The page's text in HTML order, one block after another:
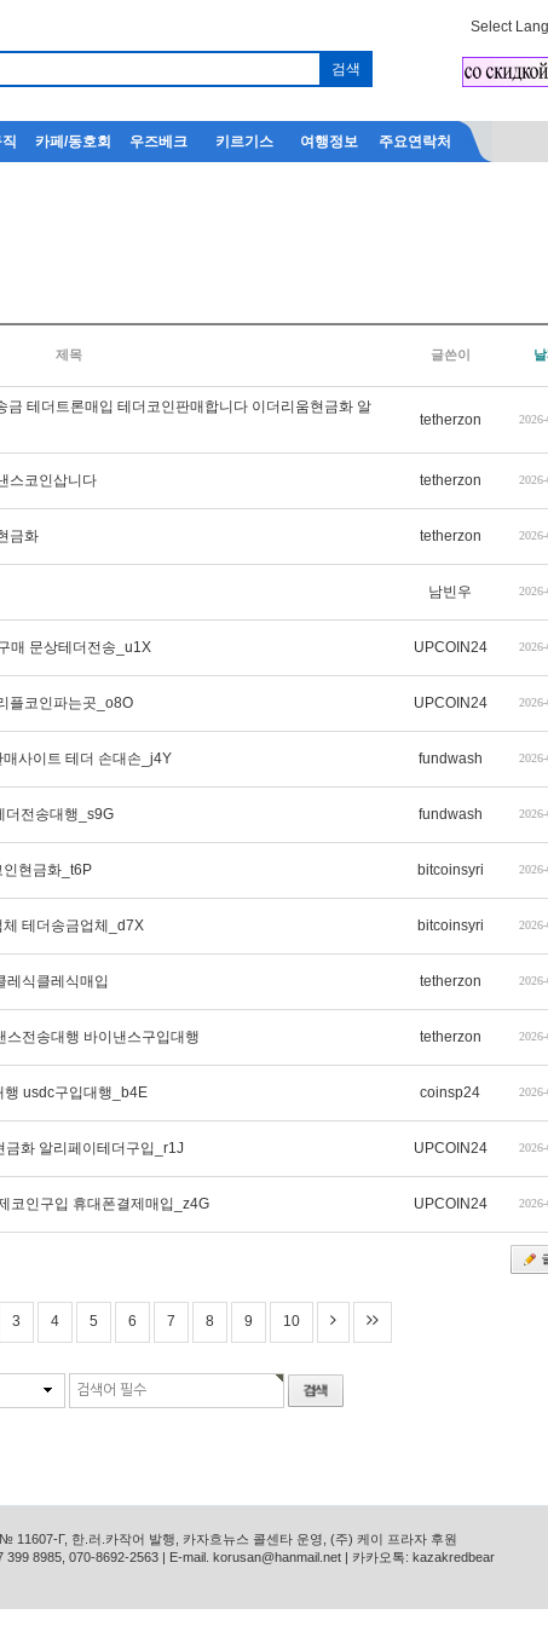
Select
카페/동호회 우즈베크 키르기스 여행정보 주요연락처
제목 글쓴이
테더트론매입 테더코인판매합니다 이더리움현금화 알
tetherzon
스코인삽니다 tetherzon 2026-
금화 tetherzon 2026-
남빈우 2026-
매 문상테더전송_u1X UPCOIN24
플코인파는곳_o8O UPCOIN24
사이트 테더 손대손_j4Y fundwash
더전송대행_s9G fundwash
현금화_t6P bitcoinsyri
테더송금업체_d7X bitcoinsyri
레식클레식매입 tetherzon
전송대행 바이낸스구입대행 tetherzon
usdc구입대행_b4E coinsp24
화 알리페이테더구입_r1J UPCOIN24
코인구입 휴대폰결제매입_z4G UPCOIN24
3 4 5 6 7 8 9 10
11607-Г, 한.러.카작어 발행, 카자흐뉴스 콜센타 운영, (주) 케이 프라자 후원
8985, 070-8692-2563 | E-mail. korusan@hanmail.net | 카카오톡: kazakredbear